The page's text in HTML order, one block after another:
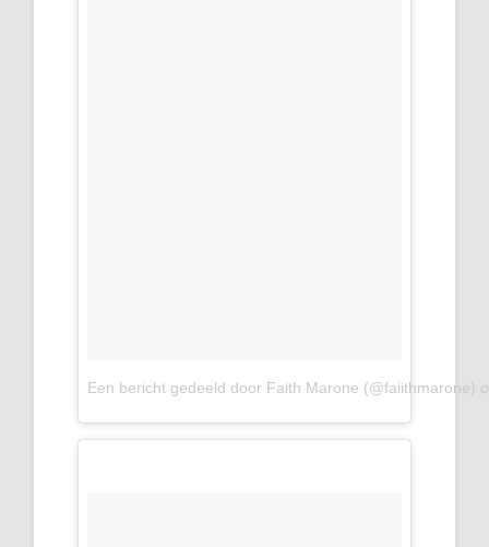
Een bericht gedeeld door Faith Marone (@faiithmarone)